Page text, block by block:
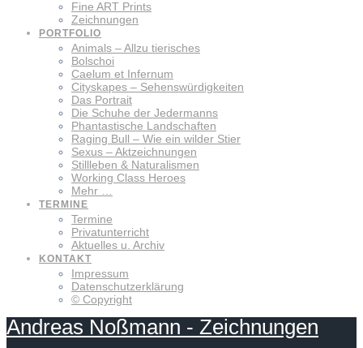
Fine ART Prints
Zeichnungen
PORTFOLIO
Animals – Allzu tierisches
Bolschoi
Caelum et Infernum
Cityskapes – Sehenswürdigkeiten
Das Portrait
Die Schuhe der Jedermanns
Phantastische Landschaften
Raging Bull – Wie ein wilder Stier
Sexus – Aktzeichnungen
Stillleben & Naturalismen
Working Class Heroes
Mehr …
TERMINE
Termine
Privatunterricht
Aktuelles u. Archiv
KONTAKT
Impressum
Datenschutzerklärung
© Copyright
Andreas Noßmann - Zeichnungen